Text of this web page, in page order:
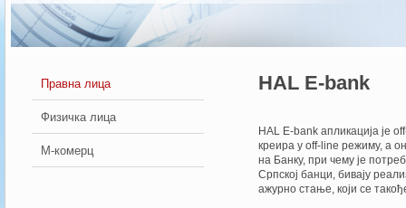
Правна лица
Физичка лица
М-комерц
HAL E-bank
HAL E-bank апликација је
креира у off-line режиму, а
на Банку, при чему је
Српској банци, бивају
ажурно стање, који се